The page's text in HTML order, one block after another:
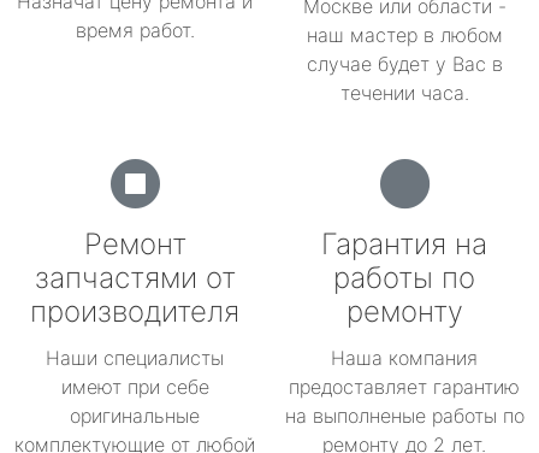
время работ.
Москве или области -
наш мастер в любом
случае будет у Вас в
течении часа.
Ремонт
запчастями от
производителя
Наши специалисты
имеют при себе
оригинальные
комплектующие от любой
Гарантия на
работы по
ремонту
Наша компания
предоставляет гарантию
на выполненые работы по
ремонту до 2 лет.